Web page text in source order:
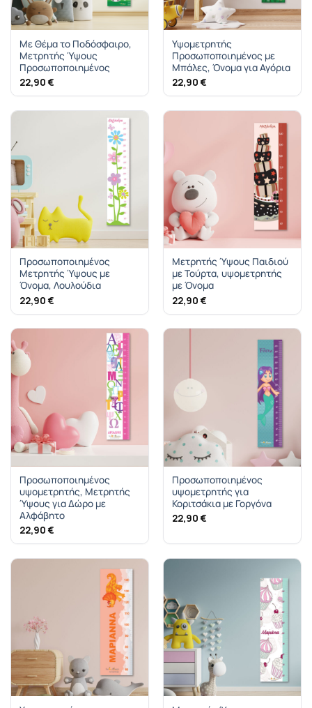
Με Θέμα το Ποδόσφαιρο,
Μετρητής Ύψους
Προσωποποιημένος
22,90 €
Υψομετρητής
Προσωποποιημένος με
Μπάλες, Όνομα για Αγόρια
22,90 €
Προσωποποιημένος
Μετρητής Ύψους με
Όνομα, Λουλούδια
22,90 €
Μετρητής Ύψους Παιδιού
με Τούρτα, υψομετρητής
με Όνομα
22,90 €
Προσωποποιημένος
υψομετρητής, Μετρητής
Ύψους για Δώρο με
Αλφάβητο
22,90 €
Προσωποποιημένος
υψομετρητής για
Κοριτσάκια με Γοργόνα
22,90 €